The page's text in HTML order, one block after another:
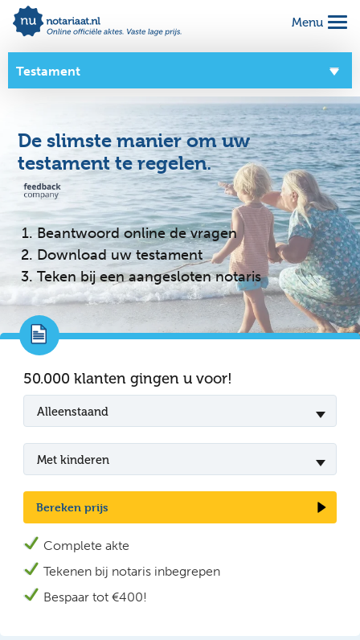
Menu
Alles geregeld voor 1 vaste prijs
Complete notariële akte
Testament
Over dit product
Zo werkt het
Goede doelen
De slimste manier om uw
testament te regelen.
Beantwoord online de vragen
Download uw testament
Teken bij een aangesloten notaris
50.000 klanten gingen u voor!
Alleenstaand
Met kinderen
Bereken prijs
Complete akte
Tekenen bij notaris inbegrepen
Bespaar tot €400!